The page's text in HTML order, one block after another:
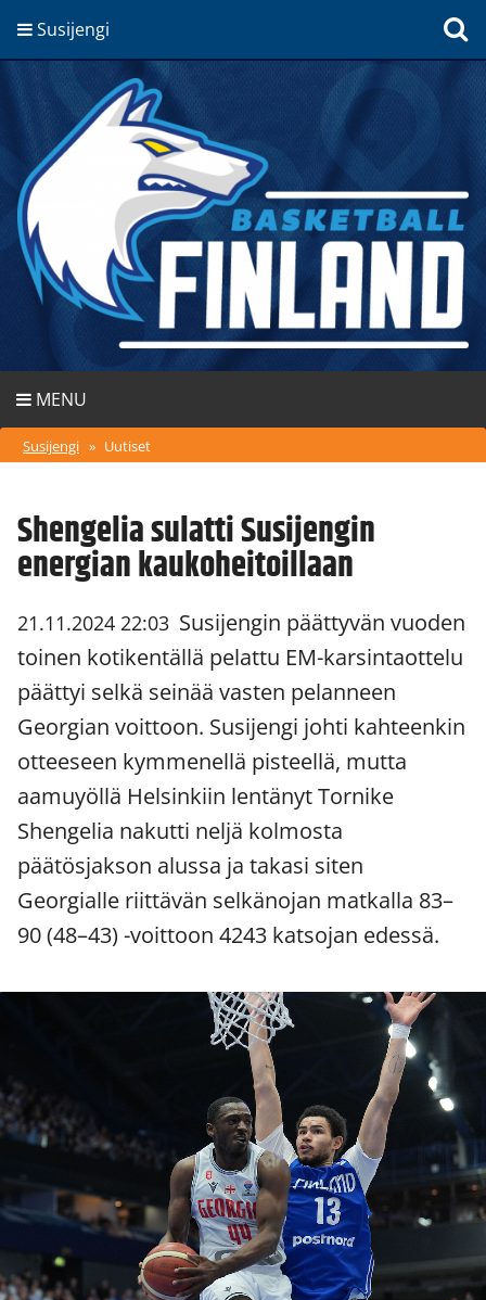
Susijengi
MENU
Susijengi » Uutiset
Shengelia sulatti Susijengin
energian kaukoheitoillaan
21.11.2024 22:03 Susijengin päättyvän vuoden
toinen kotikentällä pelattu EM-karsintaottelu
päättyi selkä seinää vasten pelanneen
Georgian voittoon. Susijengi johti kahteenkin
otteeseen kymmenellä pisteellä, mutta
aamuyöllä Helsinkiin lentänyt Tornike
Shengelia nakutti neljä kolmosta
päätösjakson alussa ja takasi siten
Georgialle riittävän selkänojan matkalla 83–
90 (48–43) -voittoon 4243 katsojan edessä.